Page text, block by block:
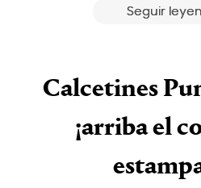
Seguir
Calcetines
¡arriba el